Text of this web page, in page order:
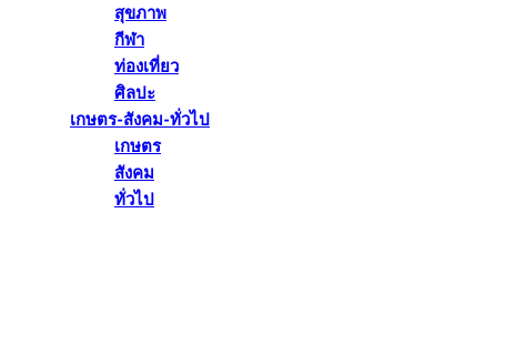
สุขภาพ
กีฬา
ท่องเที่ยว
ศิลปะ
เกษตร-สังคม-ทั่วไป
เกษตร
สังคม
ทั่วไป